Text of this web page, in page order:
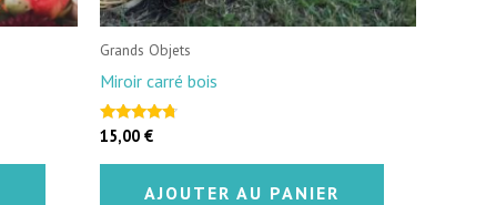
Grands Objets
Miroir carré bois
Note
4.50
sur 5
15,00 €
AJOUTER AU PANIER